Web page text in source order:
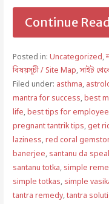
Continue
Posted in: Uncategorized,
বিষয়সূচী / Site Map,সাইট
Filed under: asthma,
mantra for success,best
life,best tips for
pregnant tantrik tips, get
laziness,red coral
banerjee, santanu da
santanu totka, simple
simple totkas, simple
tantra remedy,tantra